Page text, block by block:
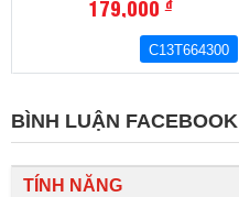
179,000đ
C13T664300
BÌNH LUẬN FACEBOOK
TÍNH NĂNG